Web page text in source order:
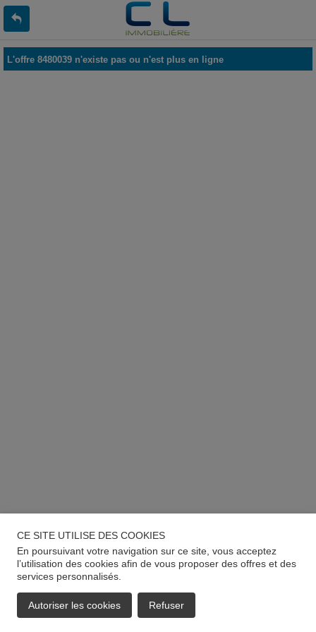
L'offre 8480039 n'existe pas ou n'est plus en ligne
CE SITE UTILISE DES COOKIES
En poursuivant votre navigation sur ce site, vous acceptez
l’utilisation des cookies afin de vous proposer des offres et des
services personnalisés.
Autoriser les cookies Refuser